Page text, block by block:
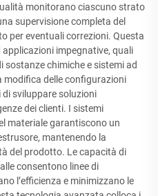
monitorano ciascuno strato
supervisione completa del
per eventuali correzioni. Questa
impegnative, quali
chimiche e sistemi ad
modifica delle configurazioni
sviluppare soluzioni
dei clienti. I sistemi
materiale garantiscono un
mantenendo la
del prodotto. Le capacità di
consentono linee di
l’efficienza e minimizzano le